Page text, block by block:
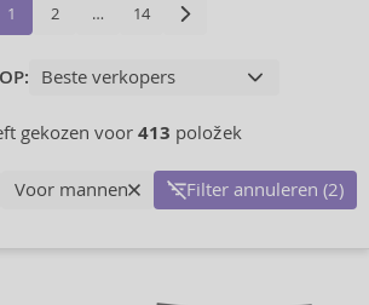
1 2 … 14
gekozen voor 413 položek
Voor mannen Filter annuleren (2)